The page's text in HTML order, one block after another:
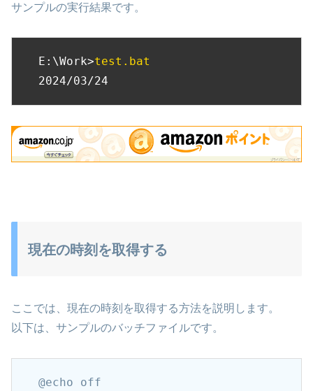
サンプルの実行結果です。
E:\Work>test.bat
2024/03/24
現在の時刻を取得する
ここでは、現在の時刻を取得する方法を説明します。
以下は、サンプルのバッチファイルです。
@echo off